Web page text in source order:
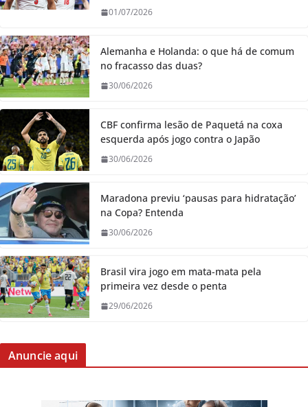
01/07/2026
Alemanha e Holanda: o que há de comum
no fracasso das duas?
30/06/2026
CBF confirma lesão de Paquetá na coxa
esquerda após jogo contra o Japão
30/06/2026
Maradona previu ‘pausas para hidratação’
na Copa? Entenda
30/06/2026
Brasil vira jogo em mata-mata pela
primeira vez desde o penta
29/06/2026
Anuncie aqui